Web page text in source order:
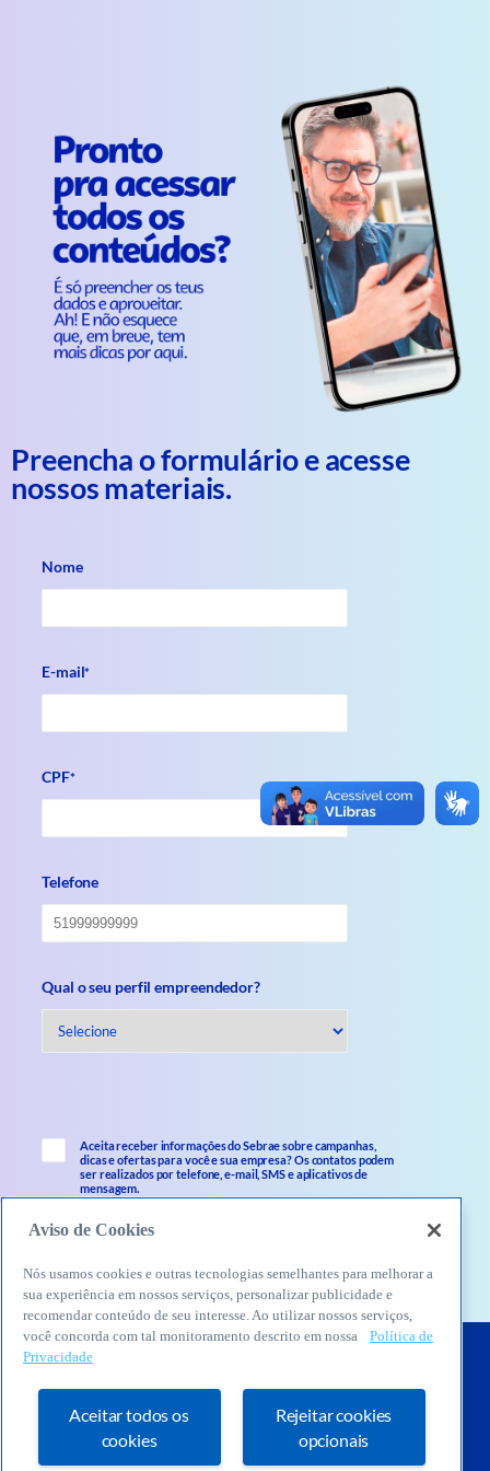
Preencha o formulário e acesse
nossos materiais.
Nome
E-mail*
CPF*
Telefone
Qual o seu perfil empreendedor?
Aceita receber informações do Sebrae sobre campanhas,
dicas e ofertas para você e sua empresa? Os contatos podem
ser realizados por telefone, e-mail, SMS e aplicativos de
mensagem.
Aviso de Cookies
Nós usamos cookies e outras tecnologias semelhantes para melhorar a
sua experiência em nossos serviços, personalizar publicidade e
recomendar conteúdo de seu interesse. Ao utilizar nossos serviços,
você concorda com tal monitoramento descrito em nossa
Política de
Privacidade
Aceitar todos os
cookies
Rejeitar cookies
opcionais